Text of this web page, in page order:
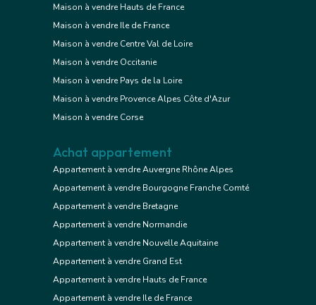
Maison à vendre Hauts de France
Maison à vendre Ile de France
Maison à vendre Centre Val de Loire
Maison à vendre Occitanie
Maison à vendre Pays de la Loire
Maison à vendre Provence Alpes Côte d'Azur
Maison à vendre Corse
Achat appartement
Appartement à vendre Auvergne Rhône Alpes
Appartement à vendre Bourgogne Franche Comté
Appartement à vendre Bretagne
Appartement à vendre Normandie
Appartement à vendre Nouvelle Aquitaine
Appartement à vendre Grand Est
Appartement à vendre Hauts de France
Appartement à vendre Ile de France